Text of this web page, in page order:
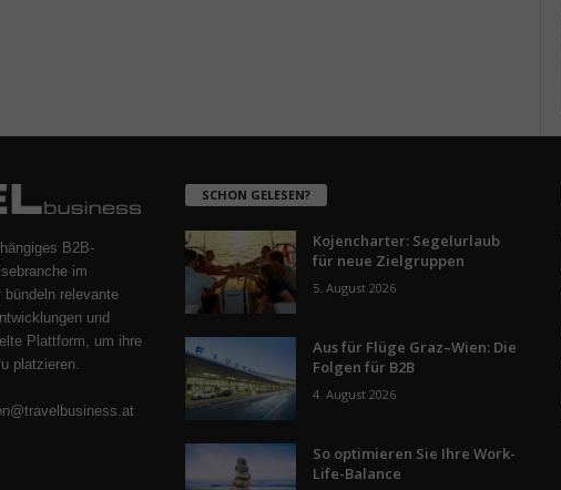
B2B-
im
relevante
und
Plattform, um ihre
platzieren.
SCHON GELESEN?
Kojencharter: Segelurlaub
für neue Zielgruppen
5. August 2026
Aus für Flüge Graz–Wien: Die
Folgen für B2B
4. August 2026
So optimieren Sie Ihre Work-
Life-Balance